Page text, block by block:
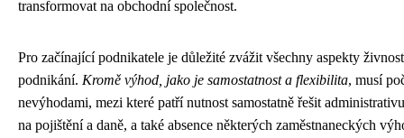
transformovat na obchodní společnost.
Pro začínající podnikatele je důležité zvážit všechny aspekty
podnikání. Kromě výhod, jako je samostatnost a flexibilita, musí
nevýhodami, mezi které patří nutnost samostatně řešit
na pojištění a daně, a také absence některých zaměstnaneckých